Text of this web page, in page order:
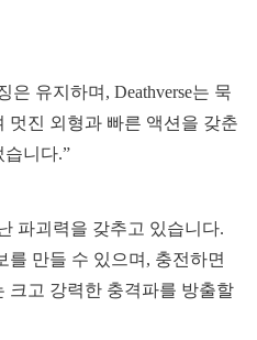
유지하며, Deathverse는 묵
멋진 외형과 빠른 액션을 갖춘
니다.”
파괴력을 갖추고 있습니다.
를 만들 수 있으며, 충전하면
크고 강력한 충격파를 방출할